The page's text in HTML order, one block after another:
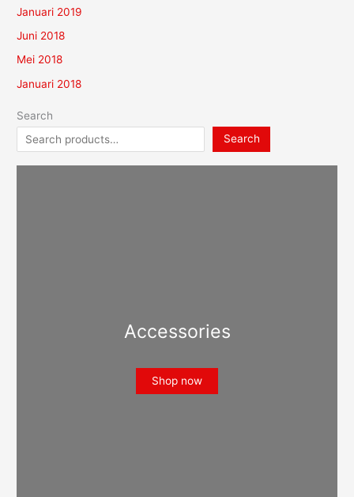
Januari 2019
Juni 2018
Mei 2018
Januari 2018
Search
Search
Accessories
Shop now